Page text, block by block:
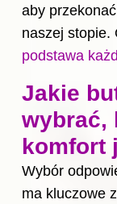
aby
naszej stopie.
podstawa
Jakie
wybrać,
komfort
Wybór
ma kluczowe